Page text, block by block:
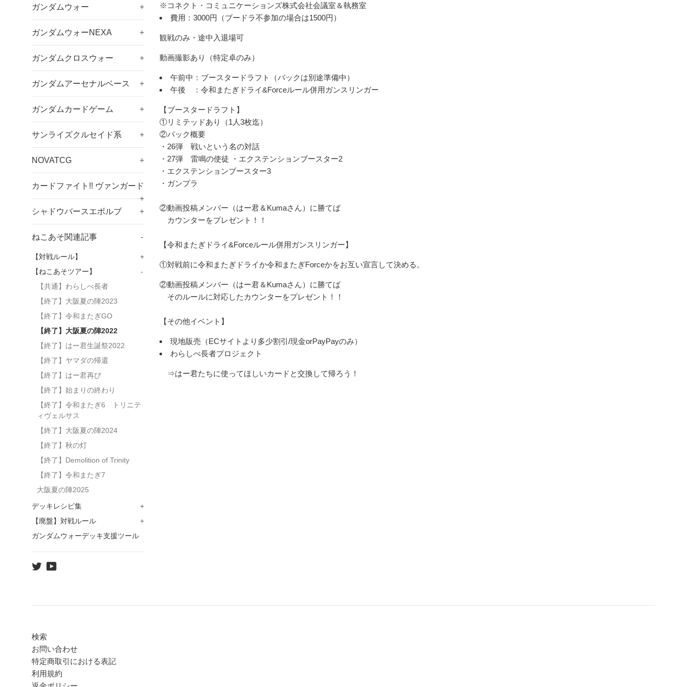
ガンダムウォー +
ガンダムウォーNEXA +
ガンダムクロスウォー +
ガンダムアーセナルベース +
ガンダムカードゲーム +
サンライズクルセイド系 +
NOVATCG +
カードファイト!! ヴァンガード
+
シャドウバースエボルブ
+
ねこあそ関連記事 -
【対戦ルール】
+
【ねこあそツアー】
-
【共通】わらしべ長者
【終了】大阪夏の陣2023
【終了】令和またぎGO
【終了】大阪夏の陣2022
【終了】はー君生誕祭2022
【終了】ヤマダの帰還
【終了】はー君再び
【終了】始まりの終わり
【終了】令和またぎ6 トリニテ
ィヴェルサス
【終了】大阪夏の陣2024
【終了】秋の灯
【終了】Demolition of Trinity
【終了】令和またぎ7
大阪夏の陣2025
デッキレシピ集
+
【廃盤】対戦ルール
+
ガンダムウォーデッキ支援ツール
TwitterYouTube
※コネクト・コミュニケーションズ株式会社会議室＆執務室
費用：3000円（ブードラ不参加の場合は1500円）
観戦のみ・途中入退場可
動画撮影あり（特定卓のみ）
午前中：ブースタードラフト（パックは別途準備中）
午後 ：令和またぎドライ&Forceルール併用ガンスリンガー
【ブースタードラフト】
①リミテッドあり（1人3枚迄）
②パック概要
・26弾 戦いという名の対話
・27弾 雷鳴の使徒 ・エクステンションブースター2
・エクステンションブースター3
・ガンプラ
②動画投稿メンバー（はー君＆Kumaさん）に勝てば
カウンターをプレゼント！！
【令和またぎドライ&Forceルール併用ガンスリンガー】
①対戦前に令和またぎドライか令和またぎForceかをお互い宣言して決める。
②動画投稿メンバー（はー君＆Kumaさん）に勝てば
そのルールに対応したカウンターをプレゼント！！
【その他イベント】
現地販売（ECサイトより多少割引/現金orPayPayのみ）
わらしべ長者プロジェクト
⇒はー君たちに使ってほしいカードと交換して帰ろう！
検索
お問い合わせ
特定商取引における表記
利用規約